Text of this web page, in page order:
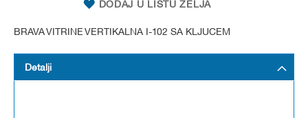
DODAJ U LISTU ŽELJA
BRAVA VITRINE VERTIKALNA I-102 SA KLJUCEM
Detalji